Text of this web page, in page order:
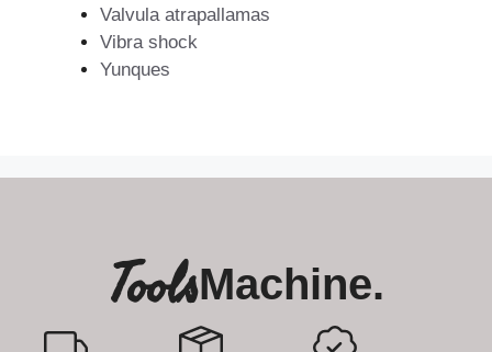
Valvula atrapallamas
Vibra shock
Yunques
ToolsMachine.